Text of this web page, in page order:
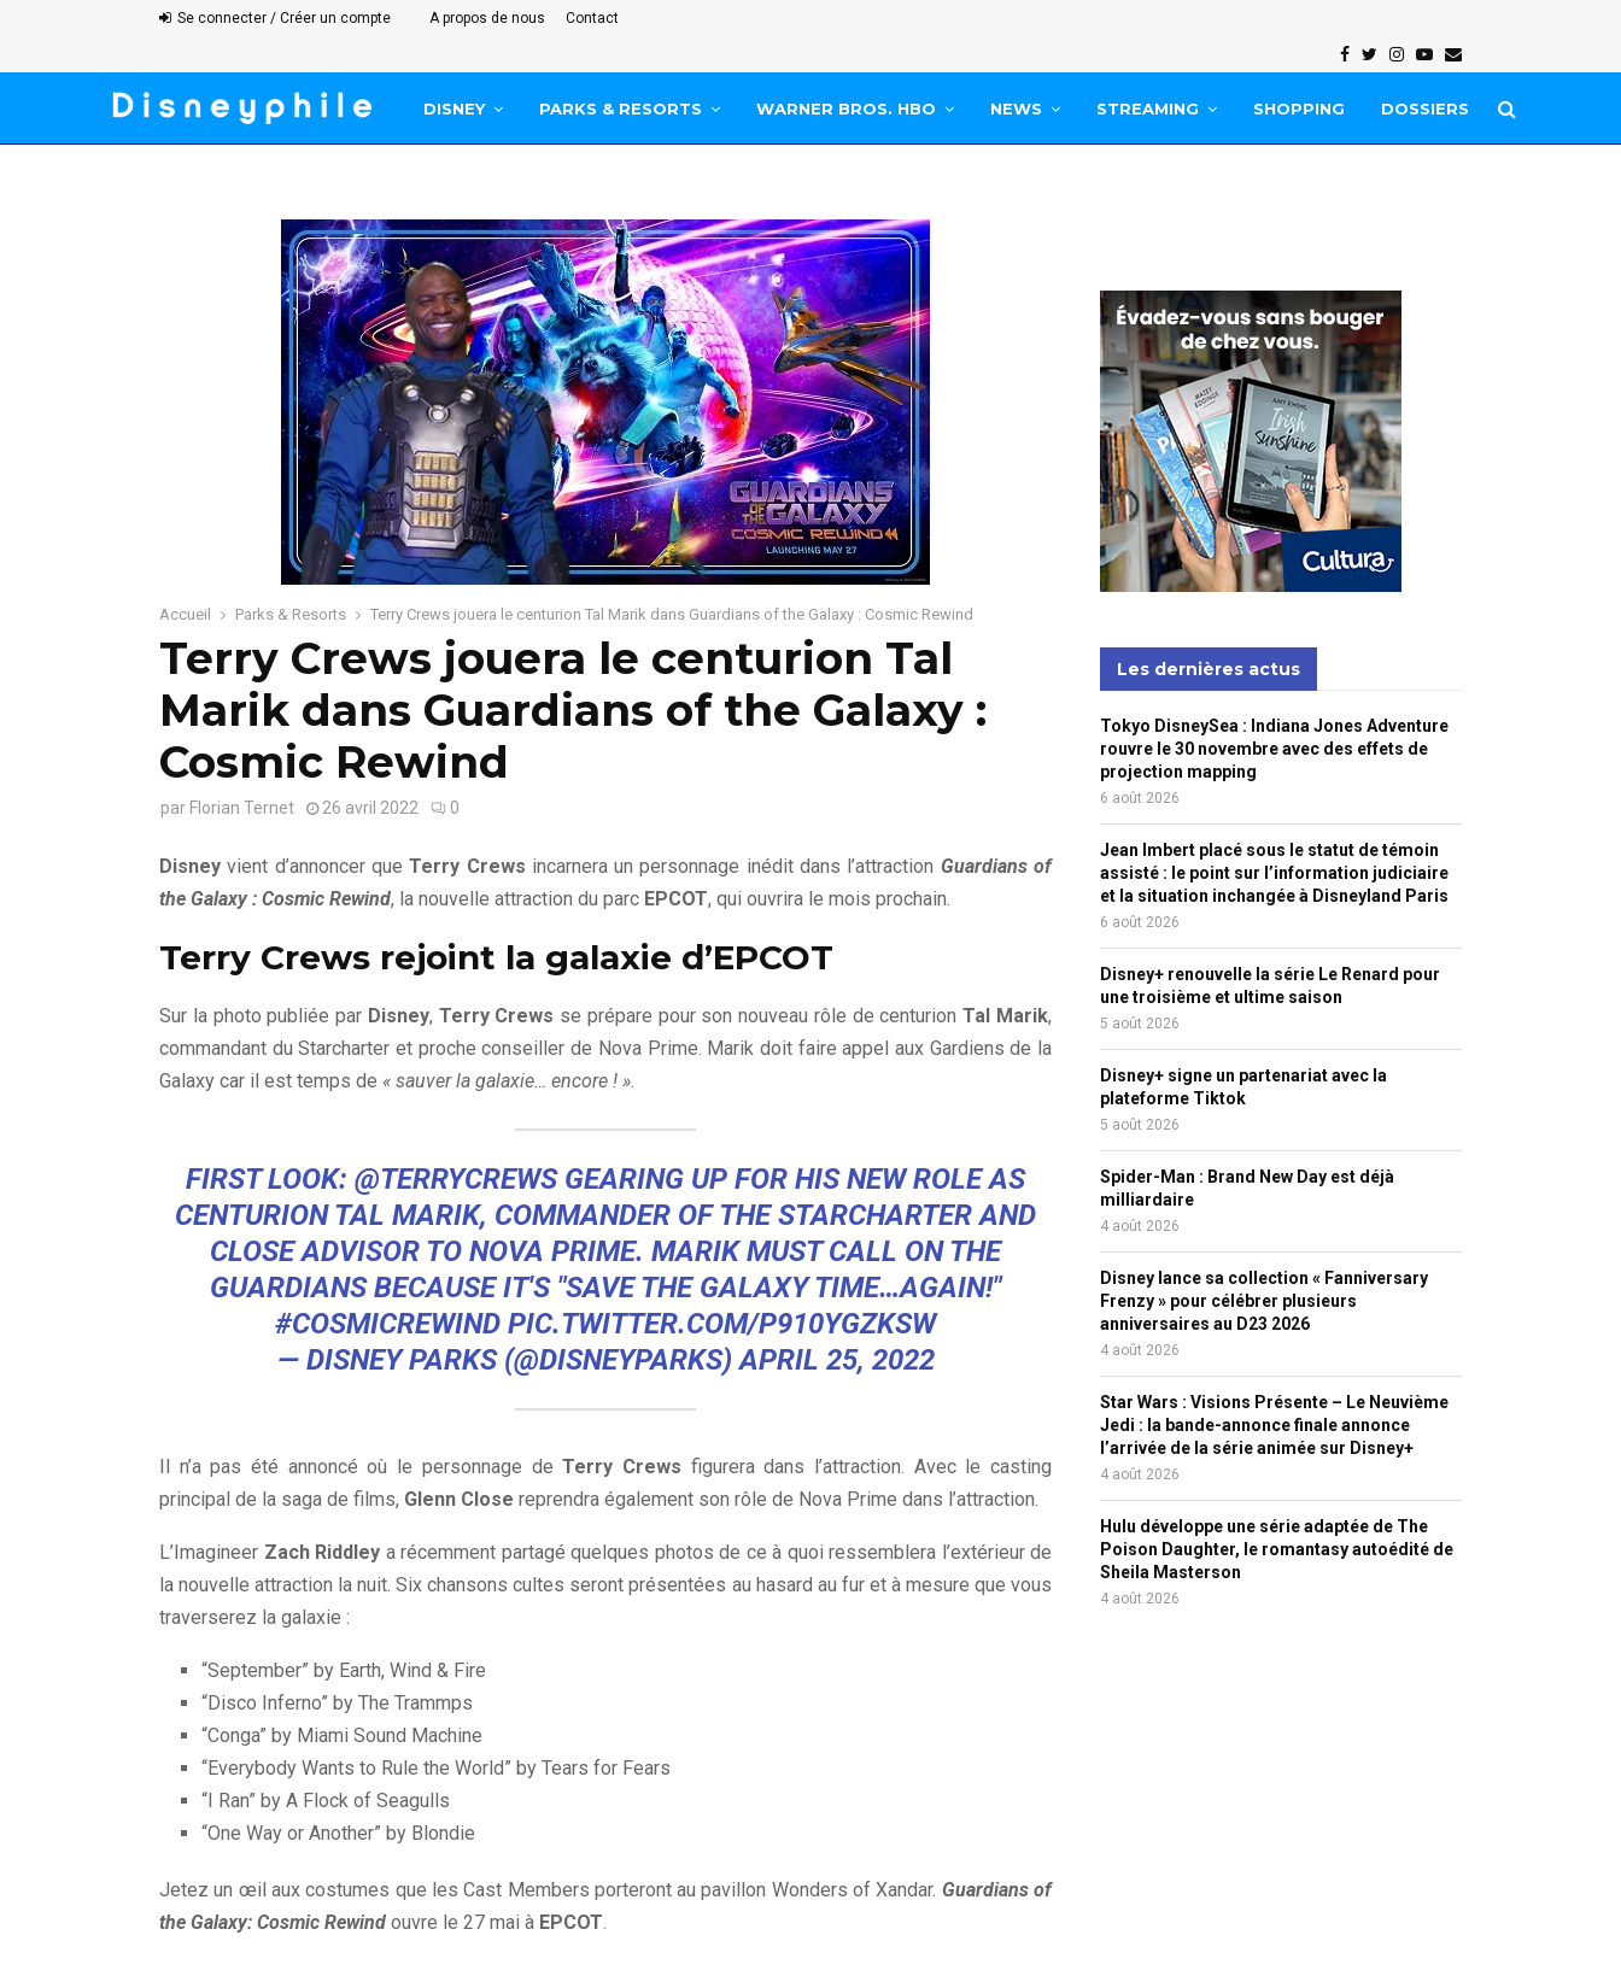
Se connecter / Créer un compte A propos de nous Contact
Facebook
Twitter
Instagram
Youtube
Email
DISNEY PARKS & RESORTS WARNER BROS. HBO NEWS STREAMING SHOPPING DOSSIERS
Accueil Parks & Resorts Terry Crews jouera le centurion Tal Marik dans Guardians of the Galaxy : Cosmic Rewind
Terry Crews jouera le centurion Tal
Marik dans Guardians of the Galaxy :
Cosmic Rewind
par Florian Ternet 26 avril 2022 0
Disney vient d’annoncer queTerry Crews incarnera un personnage inédit dans l’attraction Guardians of
the Galaxy : Cosmic Rewind, la nouvelle attraction du parc EPCOT, qui ouvrira le mois prochain.
Terry Crews rejoint la galaxie d’EPCOT
Sur la photo publiée par Disney, Terry Crews se prépare pour son nouveau rôle de centurionTal Marik,
commandant du Starcharter et proche conseiller de Nova Prime. Marik doit faire appel aux Gardiens de la
Galaxy car il est temps de « sauver la galaxie… encore ! ».
FIRST LOOK: @TERRYCREWSGEARING UP FOR HIS NEW ROLE AS
CENTURION TAL MARIK, COMMANDER OF THE STARCHARTER AND
CLOSE ADVISOR TO NOVA PRIME. MARIK MUST CALL ON THE
GUARDIANS BECAUSE IT'S "SAVE THE GALAXY TIME…AGAIN!"
#COSMICREWIND PIC.TWITTER.COM/P910YGZKSW
— DISNEY PARKS (@DISNEYPARKS)APRIL 25, 2022
Il n’a pas été annoncé où le personnage deTerry Crews figurera dans l’attraction. Avec le casting
principal de la saga de films, Glenn Close reprendra également son rôle de Nova Prime dans l’attraction.
L’Imagineer Zach Riddley a récemment partagé quelques photos de ce à quoi ressemblera l’extérieur de
la nouvelle attraction la nuit. Six chansons cultes seront présentées au hasard au fur et à mesure que vous
traverserez la galaxie :
“September” by Earth, Wind & Fire
“Disco Inferno” by The Trammps
“Conga” by Miami Sound Machine
“Everybody Wants to Rule the World” by Tears for Fears
“I Ran” by A Flock of Seagulls
“One Way or Another” by Blondie
Jetez un œil aux costumes que les Cast Members porteront au pavillon Wonders of Xandar. Guardians of
the Galaxy: Cosmic Rewind ouvre le 27 mai à EPCOT.
Les dernières actus
Tokyo DisneySea : Indiana Jones Adventure
rouvre le 30 novembre avec des effets de
projection mapping
6 août 2026
Jean Imbert placé sous le statut de témoin
assisté : le point sur l’information judiciaire
et la situation inchangée à Disneyland Paris
6 août 2026
Disney+ renouvelle la série Le Renard pour
une troisième et ultime saison
5 août 2026
Disney+ signe un partenariat avec la
plateforme Tiktok
5 août 2026
Spider-Man : Brand New Day est déjà
milliardaire
4 août 2026
Disney lance sa collection « Fanniversary
Frenzy » pour célébrer plusieurs
anniversaires au D23 2026
4 août 2026
Star Wars : Visions Présente – Le Neuvième
Jedi : la bande-annonce finale annonce
l’arrivée de la série animée sur Disney+
4 août 2026
Hulu développe une série adaptée de The
Poison Daughter, le romantasy autoédité de
Sheila Masterson
4 août 2026